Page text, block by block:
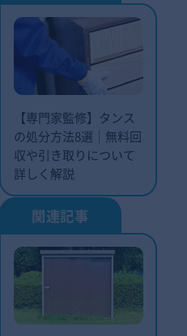
【専門家監修】タンス
の処分方法8選｜無料回
収や引き取りについて
詳しく解説